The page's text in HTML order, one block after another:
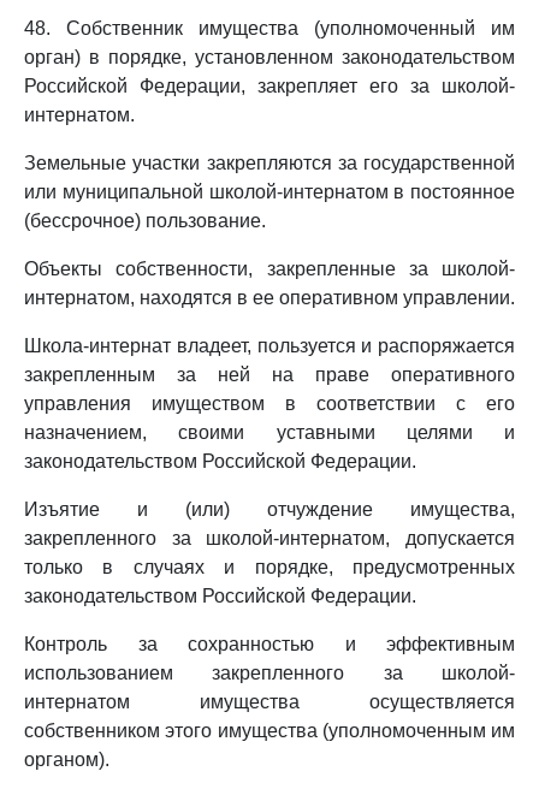
48. Собственник имущества (уполномоченный им
орган) в порядке, установленном законодательством
Российской Федерации, закрепляет его за школой-
интернатом.
Земельные участки закрепляются за государственной
или муниципальной школой-интернатом в постоянное
(бессрочное) пользование.
Объекты собственности, закрепленные за школой-
интернатом, находятся в ее оперативном управлении.
Школа-интернат владеет, пользуется и распоряжается
закрепленным за ней на праве оперативного
управления имуществом в соответствии с его
назначением, своими уставными целями и
законодательством Российской Федерации.
Изъятие и (или) отчуждение имущества,
закрепленного за школой-интернатом, допускается
только в случаях и порядке, предусмотренных
законодательством Российской Федерации.
Контроль за сохранностью и эффективным
использованием закрепленного за школой-
интернатом имущества осуществляется
собственником этого имущества (уполномоченным им
органом).